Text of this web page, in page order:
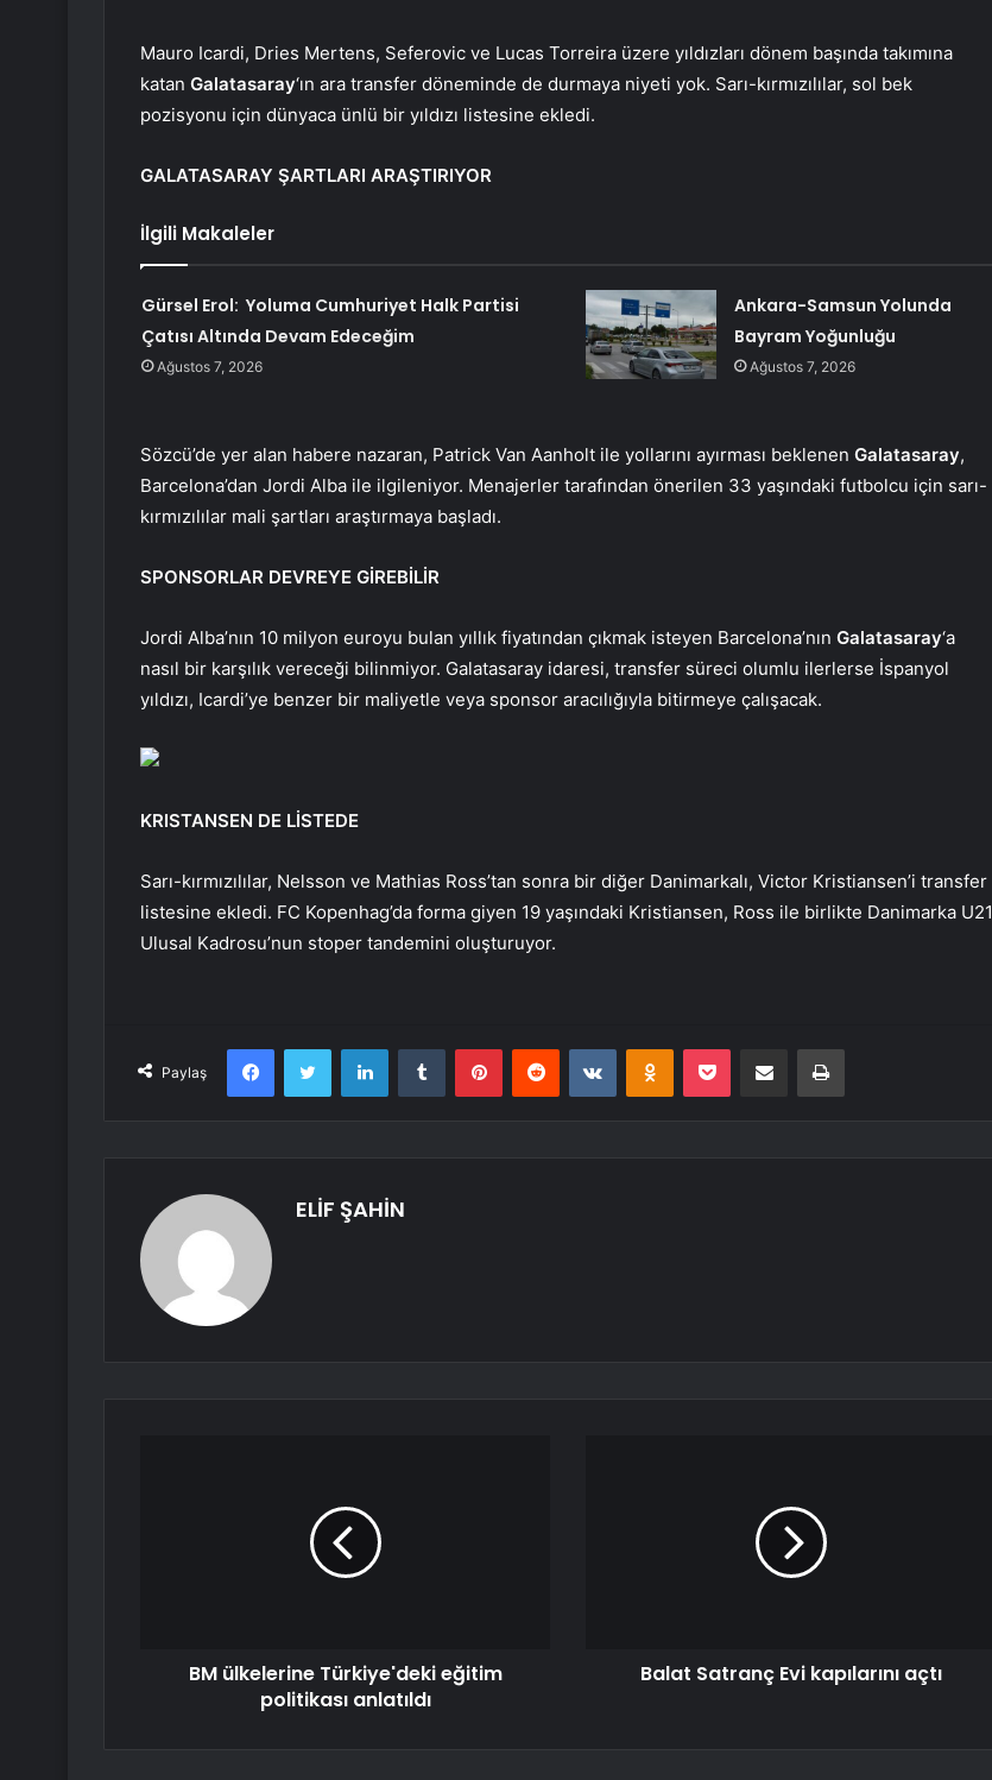
Mauro Icardi, Dries Mertens, Seferovic ve Lucas Torreira üzere yıldızları dönem başında takımına
katan Galatasaray‘ın ara transfer döneminde de durmaya niyeti yok. Sarı-kırmızılılar, sol bek
pozisyonu için dünyaca ünlü bir yıldızı listesine ekledi.
GALATASARAY ŞARTLARI ARAŞTIRIYOR
İlgili Makaleler
Gürsel Erol: Yoluma Cumhuriyet Halk Partisi
Çatısı Altında Devam Edeceğim
Ağustos 7, 2026
Ankara-Samsun Yolunda
Bayram Yoğunluğu
Ağustos 7, 2026
Sözcü’de yer alan habere nazaran, Patrick Van Aanholt ile yollarını ayırması beklenen Galatasaray,
Barcelona’dan Jordi Alba ile ilgileniyor. Menajerler tarafından önerilen 33 yaşındaki futbolcu için sarı-
kırmızılılar mali şartları araştırmaya başladı.
SPONSORLAR DEVREYE GİREBİLİR
Jordi Alba’nın 10 milyon euroyu bulan yıllık fiyatından çıkmak isteyen Barcelona’nın Galatasaray‘a
nasıl bir karşılık vereceği bilinmiyor. Galatasaray idaresi, transfer süreci olumlu ilerlerse İspanyol
yıldızı, Icardi’ye benzer bir maliyetle veya sponsor aracılığıyla bitirmeye çalışacak.
KRISTANSEN DE LİSTEDE
Sarı-kırmızılılar, Nelsson ve Mathias Ross’tan sonra bir diğer Danimarkalı, Victor Kristiansen’i transfer
listesine ekledi. FC Kopenhag’da forma giyen 19 yaşındaki Kristiansen, Ross ile birlikte Danimarka U21
Ulusal Kadrosu’nun stoper tandemini oluşturuyor.
Paylaş
FacebookTwitter LinkedInTumblr PinterestReddit VKontakteOdnoklassniki
Pocket E-Posta ile paylaş Yazdır
ELİF ŞAHİN
BM ülkelerine Türkiye'deki eğitim
politikası anlatıldı
Balat Satranç Evi kapılarını açtı